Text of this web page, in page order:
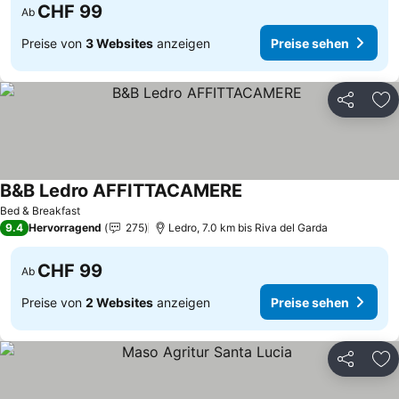
Ab CHF 99
Preise von 3 Websites anzeigen Preise sehen
Teilen
Bed & Breakfast
B&B Ledro AFFITTACAMERE
9.4 Hervorragend 275 Ledro, 7.0 km bis Riva del Garda
Ab CHF 99
Preise von 2 Websites anzeigen Preise sehen
Teilen